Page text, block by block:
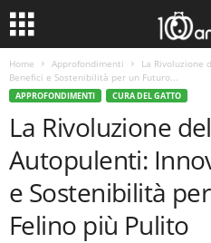
Home Approfondimenti
La Rivoluzione
Benefici e Sostenibilità per un Futuro...
APPROFONDIMENTI CURA DEL GATTO
La Rivoluzione
Autopulenti:
e Sostenibilità
Felino più Pulito